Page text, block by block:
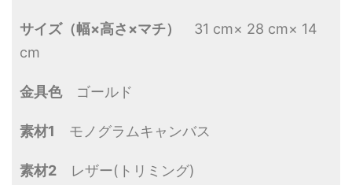
サイズ（幅×高さ×マチ）
31 cm× 28 cm× 14
cm
金具色 ゴールド
素材1 モノグラムキャンバス
素材2 レザー(トリミング)